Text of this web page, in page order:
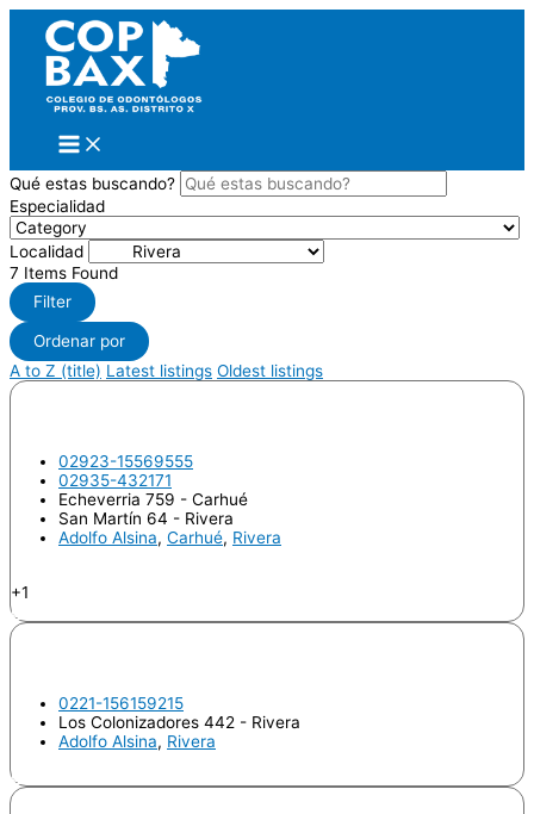
Ir
contenido
Qué estas buscando?
Especialidad
Localidad
7 Items Found
Filter
Ordenar por
A to Z (title) Latest listings Oldest listings
02923-15569555
02935-432171
Echeverria 759 - Carhué
San Martín 64 - Rivera
Adolfo Alsina, Carhué, Rivera
+1
Odontopediatría
0221-156159215
Los Colonizadores 442 - Rivera
Adolfo Alsina, Rivera
Odontologo